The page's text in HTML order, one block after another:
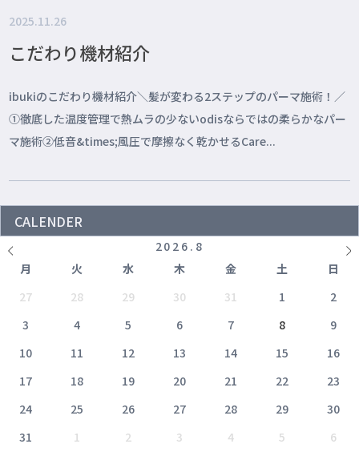
2025.11.26
こだわり機材紹介
ibukiのこだわり機材紹介＼髪が変わる2ステップのパーマ施術！／
①徹底した温度管理で熱ムラの少ないodisならではの柔らかなパー
マ施術②低音&times;風圧で摩擦なく乾かせるCare...
CALENDER
2026 . 8
月
火 水 木 金 土
日
27
28 29 30 31 1
2
3
4 5 6 7 8
9
10
11 12 13 14 15
16
17
18 19 20 21 22
23
24
25 26 27 28 29
30
31
1 2 3 4 5 6